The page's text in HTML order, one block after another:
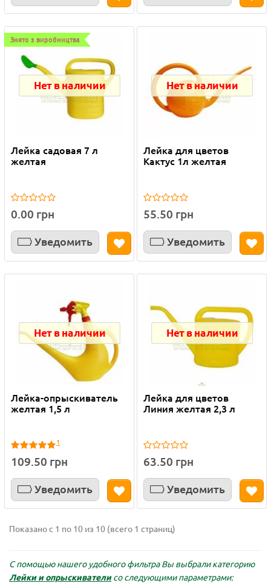
Знято з виробництва
Нет в наличии
Лейка садовая 7 л
желтая
0.00 грн
Уведомить
Нет в наличии
Лейка для цветов
Кактус 1л желтая
55.50 грн
Уведомить
Нет в наличии
Лейка-опрыскиватель
желтая 1,5 л
1
109.50 грн
Уведомить
Нет в наличии
Лейка для цветов
Линия желтая 2,3 л
63.50 грн
Уведомить
Показано с 1 по 10 из 10 (всего 1 страниц)
С помощью нашего удобного фильтра Вы выбрали категорию
Лейки и опрыскивателисо следующими параметрами: